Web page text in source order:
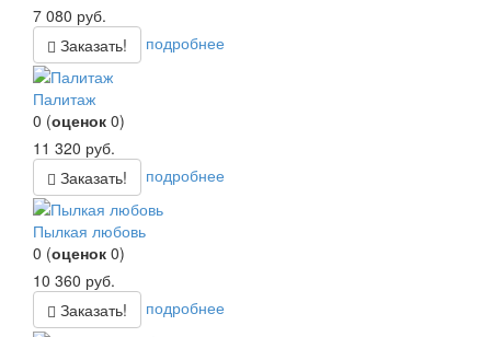
7 080 руб.
Заказать!
подробнее
Палитаж
0 (оценок 0)
11 320 руб.
Заказать!
подробнее
Пылкая любовь
0 (оценок 0)
10 360 руб.
Заказать!
подробнее